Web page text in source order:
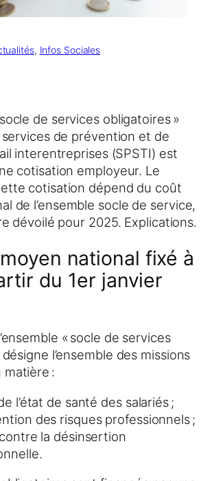
, Infos Sociales
socle de services obligatoires »
de prévention et de
interentreprises (SPSTI) est
cotisation employeur. Le
cotisation dépend du coût
de l’ensemble socle de service,
dévoilé pour 2025. Explications.
national fixé à
du 1er janvier
« socle de services
l’ensemble des missions
matière :
l’état de santé des salariés ;
des risques professionnels ;
la désinsertion